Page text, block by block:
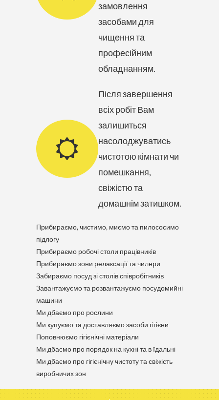
замовлення
засобами для
чищення та
професійним
обладнанням.
Після завершення
всіх робіт Вам
залишиться
насолоджуватись
чистотою кімнати чи
помешкання,
свіжістю та
домашнім затишком.
Прибираємо, чистимо, миємо та пилососимо
підлогу
Прибираємо робочі столи працівників
Прибираємо зони релаксації та чилери
Забираємо посуд зі столів співробітників
Завантажуємо та розвантажуємо посудомийні
машини
Ми дбаємо про рослини
Ми купуємо та доставляємо засоби гігієни
Поповнюємо гігієнічні матеріали
Ми дбаємо про порядок на кухні та в їдальні
Ми дбаємо про гігієнічну чистоту та свіжість
виробничих зон